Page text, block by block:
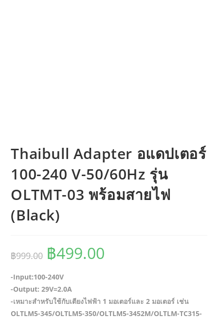
Thaibull Adapter อแดปเตอร์
100-240 V-50/60Hz รุ่น
OLTMT-03 พร้อมสายไฟ
(Black)
฿999.00 Original
was:
฿999.00.
฿499.00
฿499.00.
-Input:100-240V
-Output: 29V=2.0A
-เหมาะสำหรับใช้กับเตียงไฟฟ้า 1 มอเตอร์และ 2 มอเตอร์ เช่น
OLTLM5-345/OLTLM5-350/OLTLM5-3452M/OLTLM-TC315-